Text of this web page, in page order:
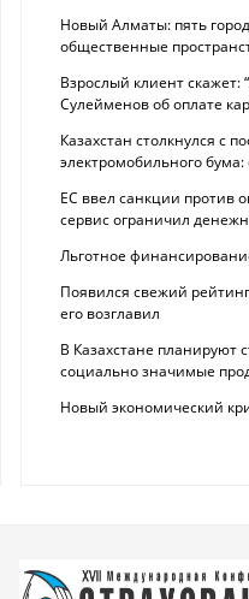
Новый Алматы: пять
общественные
Взрослый клиент
Сулейменов об оплате
Казахстан столкнулся с
электромобильного
ЕС ввел санкции против
сервис ограничил
Льготное
Появился свежий
его возглавил
В Казахстане планируют
социально значимые
Новый экономический